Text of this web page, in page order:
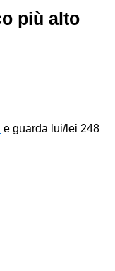
più alto
e guarda lui/lei 248